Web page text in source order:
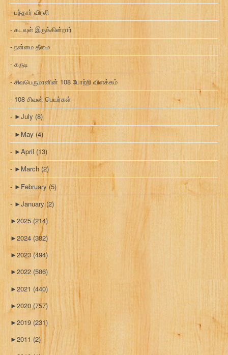
பந்தார் விரலி
கடவுள் இருக்கின்றார்
நன்மை தீமை
கருடி
சிவபெருமானின் 108 போற்றி விளக்கம்
108 சிவன் பெயர்கள்
►July (8)
► May (4)
►April (13)
► March (2)
► February (5)
►January(2)
►2025 (214)
►2024 (382)
►2023(494)
►2022 (586)
►2021 (440)
►2020(757)
►2019 (231)
►2011 (2)